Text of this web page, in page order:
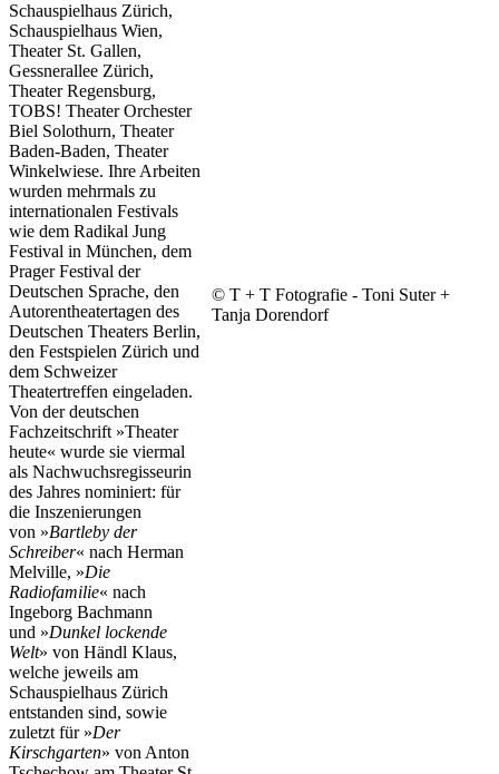
© T + T Fotografie - Toni Suter +
Tanja Dorendorf
Schauspielhaus Zürich,
Schauspielhaus Wien,
Theater St. Gallen,
Gessnerallee Zürich,
Theater Regensburg,
TOBS! Theater Orchester
Biel Solothurn, Theater
Baden-Baden, Theater
Winkelwiese. Ihre Arbeiten
wurden mehrmals zu
internationalen Festivals
wie dem Radikal Jung
Festival in München, dem
Prager Festival der
Deutschen Sprache, den
Autorentheatertagen des
Deutschen Theaters Berlin,
den Festspielen Zürich und
dem Schweizer
Theatertreffen eingeladen.
Von der deutschen
Fachzeitschrift »Theater
heute« wurde sie viermal
als Nachwuchsregisseurin
des Jahres nominiert: für
die Inszenierungen
von »Bartleby der
Schreiber« nach Herman
Melville, »Die
Radiofamilie« nach
Ingeborg Bachmann
und »Dunkel lockende
Welt» von Händl Klaus,
welche jeweils am
Schauspielhaus Zürich
entstanden sind, sowie
zuletzt für »Der
Kirschgarten» von Anton